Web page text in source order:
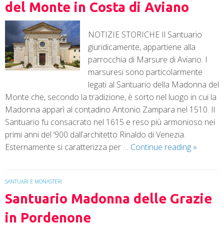
del Monte in Costa di Aviano
NOTIZIE STORICHE Il Santuario
giuridicamente, appartiene alla
parrocchia di Marsure di Aviano. I
marsuresi sono particolarmente
legati al Santuario della Madonna del
Monte che, secondo la tradizione, è sorto nel luogo in cui la
Madonna apparì al contadino Antonio Zampara nel 1510. Il
Santuario fu consacrato nel 1615 e reso più armonioso nei
primi anni del ‘900 dall’architetto Rinaldo di Venezia.
Esternamente si caratterizza per … Continue reading »
SANTUARI E MONASTERI
Santuario Madonna delle Grazie
in Pordenone